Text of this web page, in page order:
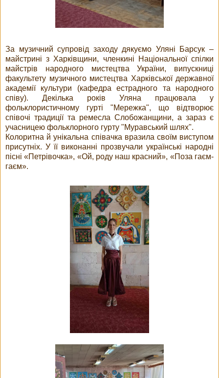
За музичний супровід заходу дякуємо Уляні Барсук –
майстрині з Харківщини, членкині Національної спілки
майстрів народного мистецтва України, випускниці
факультету музичного мистецтва Харківської державної
академії культури (кафедра естрадного та народного
співу). Декілька років Уляна працювала у
фольклористичному гурті "Мережка", що відтворює
співочі традиції та ремесла Слобожанщини, а зараз є
учасницею фольклорного гурту "Муравський шлях".
Колоритна й унікальна співачка вразила своїм виступом
присутніх. У її виконанні прозвучали українські народні
пісні «Петрівочка», «Ой, роду наш красний», «Поза гаєм-
гаєм».